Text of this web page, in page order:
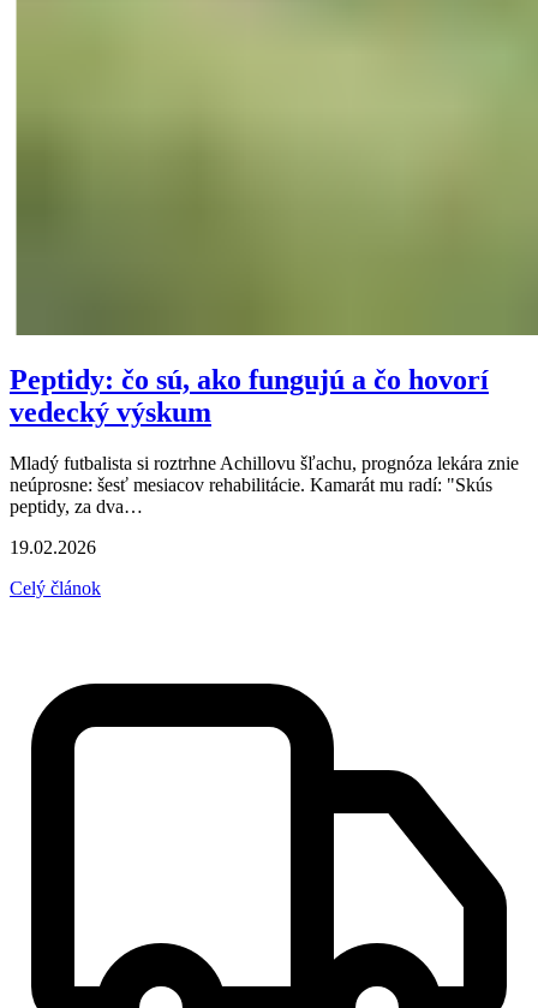
Peptidy: čo sú, ako fungujú a čo hovorí
vedecký výskum
Mladý futbalista si roztrhne Achillovu šľachu, prognóza lekára znie
neúprosne: šesť mesiacov rehabilitácie. Kamarát mu radí: "Skús
peptidy, za dva…
19.02.2026
Celý článok